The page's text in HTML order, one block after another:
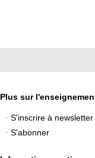
Plus sur
S'inscrire à newsletter
S'abonner